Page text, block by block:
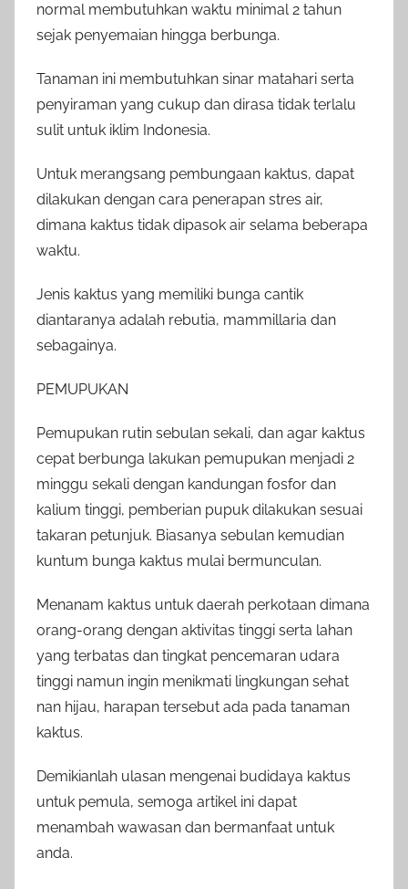
normal membutuhkan waktu minimal 2 tahun
sejak penyemaian hingga berbunga.
Tanaman ini membutuhkan sinar matahari serta
penyiraman yang cukup dan dirasa tidak terlalu
sulit untuk iklim Indonesia.
Untuk merangsang pembungaan kaktus, dapat
dilakukan dengan cara penerapan stres air,
dimana kaktus tidak dipasok air selama beberapa
waktu.
Jenis kaktus yang memiliki bunga cantik
diantaranya adalah rebutia, mammillaria dan
sebagainya.
PEMUPUKAN
Pemupukan rutin sebulan sekali, dan agar kaktus
cepat berbunga lakukan pemupukan menjadi 2
minggu sekali dengan kandungan fosfor dan
kalium tinggi, pemberian pupuk dilakukan sesuai
takaran petunjuk. Biasanya sebulan kemudian
kuntum bunga kaktus mulai bermunculan.
Menanam kaktus untuk daerah perkotaan dimana
orang-orang dengan aktivitas tinggi serta lahan
yang terbatas dan tingkat pencemaran udara
tinggi namun ingin menikmati lingkungan sehat
nan hijau, harapan tersebut ada pada tanaman
kaktus.
Demikianlah ulasan mengenai budidaya kaktus
untuk pemula, semoga artikel ini dapat
menambah wawasan dan bermanfaat untuk
anda.